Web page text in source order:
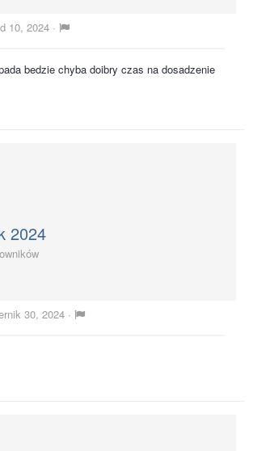
10, 2024 ·
bedzie chyba doibry czas na dosadzenie
2024
30, 2024 ·